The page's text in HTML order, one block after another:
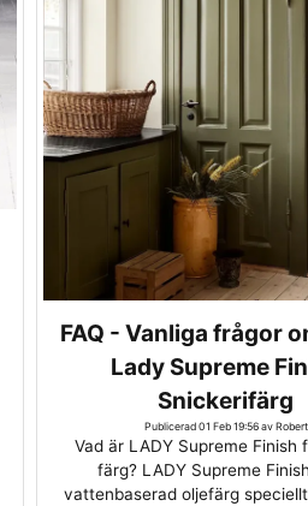
FAQ - Vanliga frågor
Lady Supreme
Snickerifärg
Publicerad 01 Feb 19:56 av Robert
Vad är LADY Supreme Finish
färg? LADY Supreme
vattenbaserad oljefärg